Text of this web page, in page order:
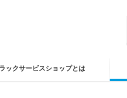
ックサービスショップとは